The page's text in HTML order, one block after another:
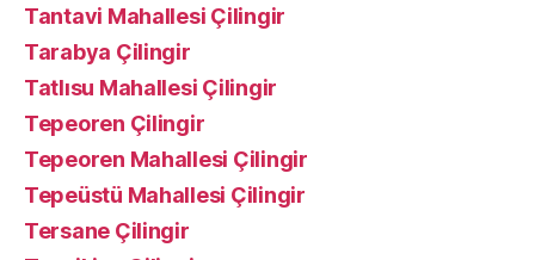
Tantavi Mahallesi Çilingir
Tarabya Çilingir
Tatlısu Mahallesi Çilingir
Tepeoren Çilingir
Tepeoren Mahallesi Çilingir
Tepeüstü Mahallesi Çilingir
Tersane Çilingir